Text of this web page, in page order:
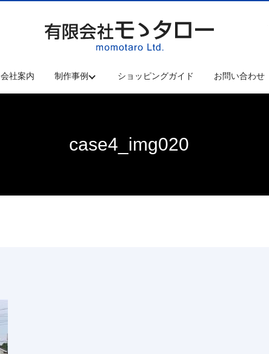
会社案内 制作事例 ショッピングガイド お問い合わせ
case4_img020